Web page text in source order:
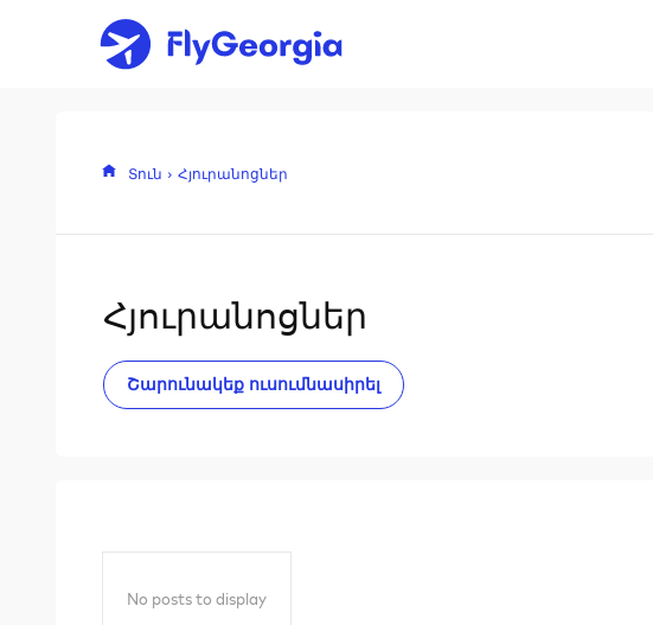
Տուն Հյուրանոցներ
Հյուրանոցներ
Շարունակեք ուսումնասիրել
No posts to display